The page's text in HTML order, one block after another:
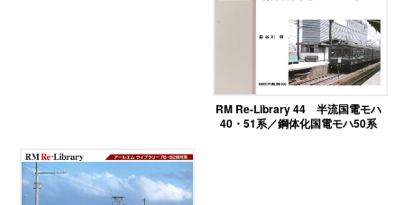
RM Re-Library 44 半流国電モハ
40・51系／鋼体化国電モハ50系